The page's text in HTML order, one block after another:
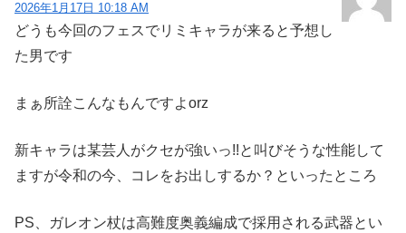
2026年1月17日 10:18 AM
どうも今回のフェスでリミキャラが来ると予想し
た男です
まぁ所詮こんなもんですよorz
新キャラは某芸人がクセが強いっ!!と叫びそうな性能して
ますが令和の今、コレをお出しするか？といったところ
PS、ガレオン杖は高難度奥義編成で採用される武器とい